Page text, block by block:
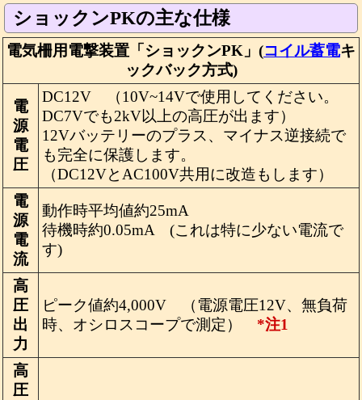
ショックンPKの主な仕様
電気柵用電撃装置「ショックンPK」(コイル蓄電キ
ックバック方式)
電
源
電
圧
DC12V （10V~14Vで使用してください。
DC7Vでも2kV以上の高圧が出ます）
12Vバッテリーのプラス、マイナス逆接続で
も完全に保護します。
（DC12VとAC100V共用に改造もします）
電
源
電
流
動作時平均値約25mA
待機時約0.05mA (これは特に少ない電流で
す)
高
圧
出
力
ピーク値約4,000V （電源電圧12V、無負荷
時、オシロスコープで測定） *注1
高
圧